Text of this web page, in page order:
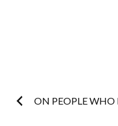
Post
ON PEOPLE WHO